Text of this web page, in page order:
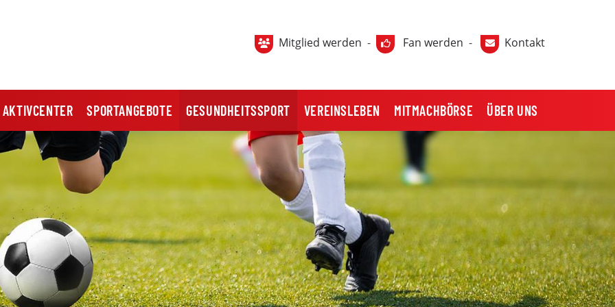
Mitglied werden - Fan werden - Kontakt
AKTIVCENTER SPORTANGEBOTE GESUNDHEITSSPORT VEREINSLEBEN MITMACHBÖRSE ÜBER UNS